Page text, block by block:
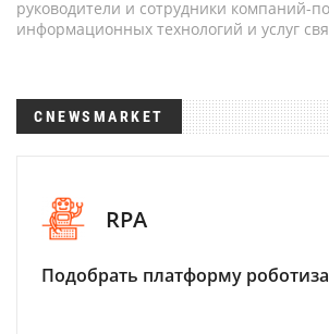
руководители и сотрудники компаний-
информационных технологий и услуг
CNEWSMARKET
RPA
Подобрать платформу